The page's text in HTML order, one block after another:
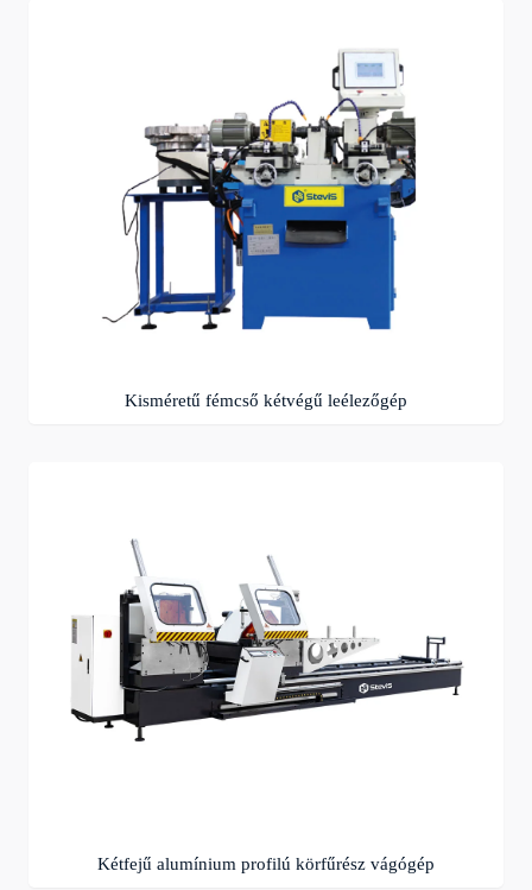
Kisméretű fémcső kétvégű leélezőgép
Kétfejű alumínium profilú körfűrész vágógép